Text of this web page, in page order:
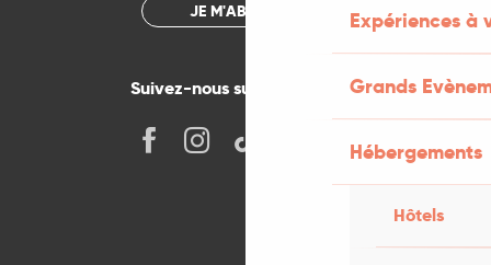
Expériences à
Grands
Hébergements
Hôtels
JE M'ABONNE
Suivez-nous sur les réseaux !